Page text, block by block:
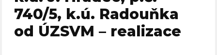
740/5, k.ú. Radouňka
od ÚZSVM – realizace